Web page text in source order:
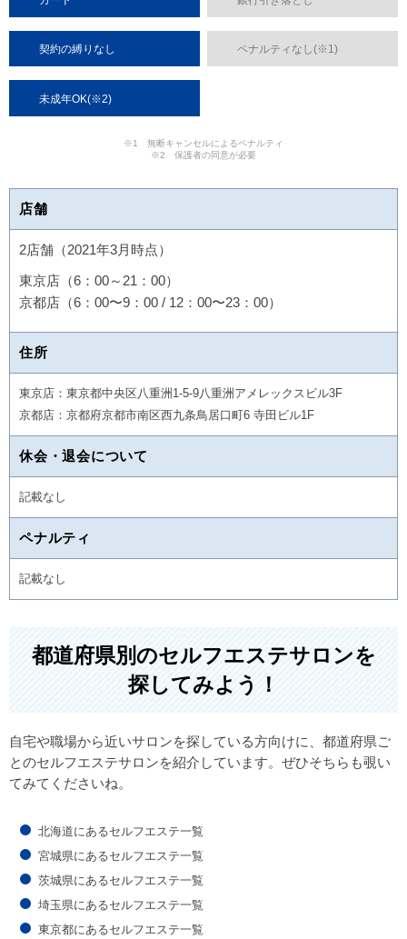
契約の縛りなし ペナルティなし(※1)
未成年OK(※2)
※1 無断キャンセルによるペナルティ
※2 保護者の同意が必要
店舗
2店舗（2021年3月時点）
東京店（6：00～21：00）
京都店（6：00〜9：00 / 12：00〜23：00）
住所
東京店：東京都中央区八重洲1-5-9八重洲アメレックスビル3F
京都店：京都府京都市南区西九条鳥居口町6 寺田ビル1F
休会・退会について
記載なし
ペナルティ
記載なし
都道府県別のセルフエステサロンを
探してみよう！
自宅や職場から近いサロンを探している方向けに、都道府県ご
とのセルフエステサロンを紹介しています。ぜひそちらも覗い
てみてくださいね。
北海道にあるセルフエステ一覧
宮城県にあるセルフエステ一覧
茨城県にあるセルフエステ一覧
埼玉県にあるセルフエステ一覧
東京都にあるセルフエステ一覧